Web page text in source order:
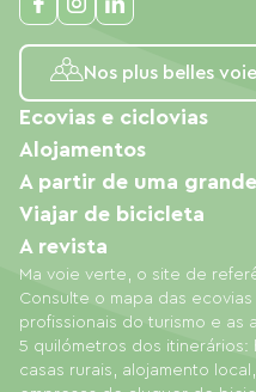
Nos plus belles
Ma voie verte, o site de
Consulte o mapa das
profissionais do turismo e as
5 quilómetros dos itinerários:
casas rurais, alojamento
Ecovias e ciclovias
Alojamentos
A partir de uma
Viajar de bicicleta
A revista